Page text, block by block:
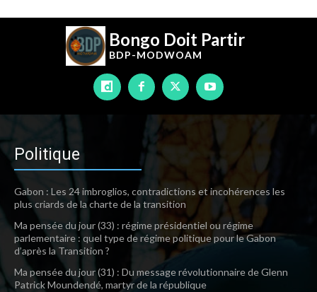
Bongo Doit Partir
BDP-MODWOAM
Politique
Gabon : Les 24 imbroglios, contradictions et incohérences les
plus criards de la charte de la transition
Ma pensée du jour (33) : régime présidentiel ou régime
parlementaire : quel type de régime politique pour le Gabon
d’après la Transition ?
Ma pensée du jour (31) : Du message révolutionnaire de Glenn
Patrick Moundendé, martyr de la république